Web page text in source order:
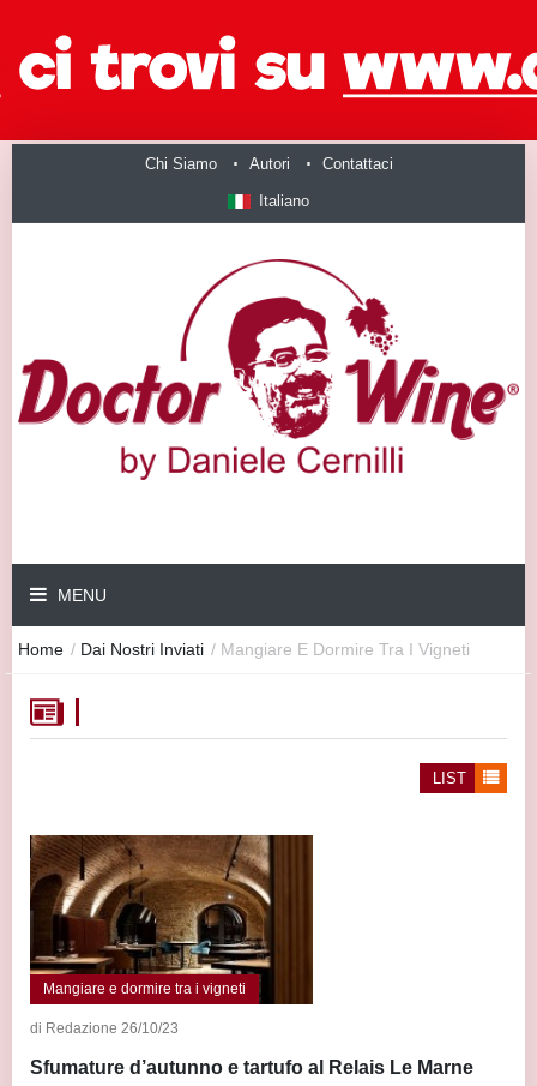
Chi Siamo Autori Contattaci
Italiano
MENU
Home / Dai Nostri Inviati / Mangiare E Dormire Tra I Vigneti
LIST
Mangiare e dormire tra i vigneti
di Redazione 26/10/23
Sfumature d’autunno e tartufo al Relais Le Marne